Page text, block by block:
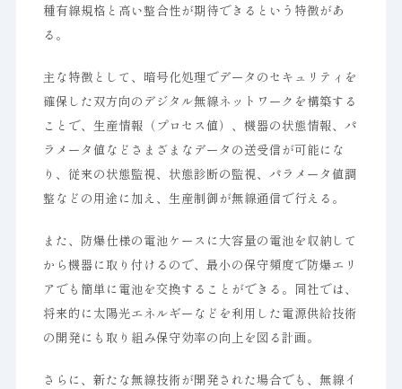
種有線規格と高い整合性が期待できるという特徴があ
る。
主な特徴として、暗号化処理でデータのセキュリティを
確保した双方向のデジタル無線ネットワークを構築する
ことで、生産情報（プロセス値）、機器の状態情報、パ
ラメータ値などさまざまなデータの送受信が可能にな
り、従来の状態監視、状態診断の監視、パラメータ値調
整などの用途に加え、生産制御が無線通信で行える。
また、防爆仕様の電池ケースに大容量の電池を収納して
から機器に取り付けるので、最小の保守頻度で防爆エリ
アでも簡単に電池を交換することができる。同社では、
将来的に太陽光エネルギーなどを利用した電源供給技術
の開発にも取り組み保守効率の向上を図る計画。
さらに、新たな無線技術が開発された場合でも、無線イ